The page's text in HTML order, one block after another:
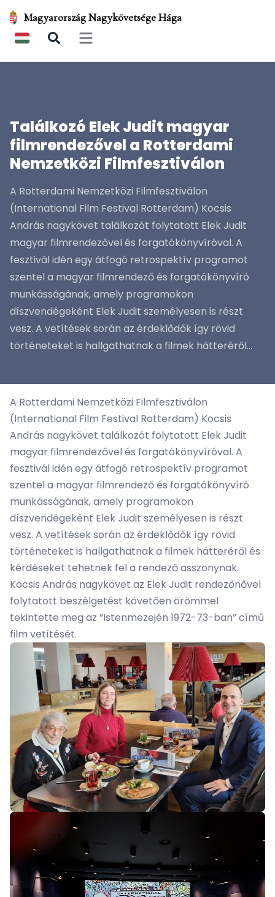
Magyarország Nagykövetsége Hága
Open main menu
Találkozó Elek Judit magyar
filmrendezővel a Rotterdami
Nemzetközi Filmfesztiválon
A Rotterdami Nemzetközi Filmfesztiválon
(International Film Festival Rotterdam) Kocsis
András nagykövet találkozót folytatott Elek Judit
magyar filmrendezővel és forgatókönyvíróval. A
fesztivál idén egy átfogó retrospektív programot
szentel a magyar filmrendező és forgatókönyvíró
munkásságának, amely programokon
díszvendégeként Elek Judit személyesen is részt
vesz. A vetítések során az érdeklődők így rövid
történeteket is hallgathatnak a filmek hátteréről...
A Rotterdami Nemzetközi Filmfesztiválon
(International Film Festival Rotterdam) Kocsis
András nagykövet találkozót folytatott Elek Judit
magyar filmrendezővel és forgatókönyvíróval. A
fesztivál idén egy átfogó retrospektív programot
szentel a magyar filmrendező és forgatókönyvíró
munkásságának, amely programokon
díszvendégeként Elek Judit személyesen is részt
vesz. A vetítések során az érdeklődők így rövid
történeteket is hallgathatnak a filmek hátteréről és
kérdéseket tehetnek fel a rendező asszonynak.
Kocsis András nagykövet az Elek Judit rendezőnővel
folytatott beszélgetést követően örömmel
tekintette meg az ”Istenmezején 1972-73-ban” című
film vetítését.